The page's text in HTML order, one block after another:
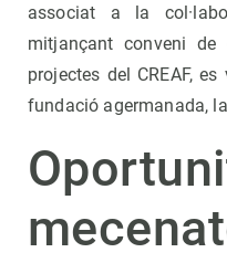
associat a la
mitjançant conveni de
projectes del CREAF,
fundació agermanada,